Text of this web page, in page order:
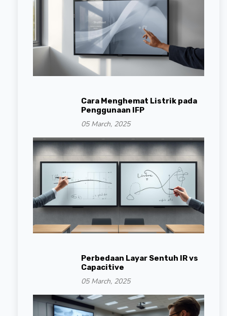
Cara Menghemat Listrik pada
Penggunaan IFP
05 March, 2025
Perbedaan Layar Sentuh IR vs
Capacitive
05 March, 2025